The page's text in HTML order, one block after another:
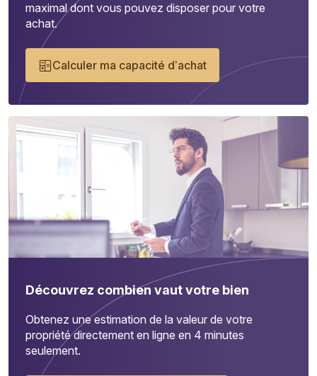
maximal dont vous pouvez disposer pour votre
achat.
Calculer ma capacité d’achat
Découvrez combien vaut votre bien
Obtenez une estimation de la valeur de votre
propriété directement en ligne en 4 minutes
seulement.